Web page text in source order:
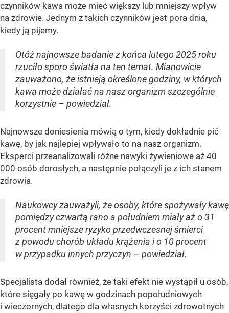
czynników kawa może mieć większy lub mniejszy wpływ
na zdrowie. Jednym z takich czynników jest pora dnia,
kiedy ją pijemy.
Otóż najnowsze badanie z końca lutego 2025 roku
rzuciło sporo światła na ten temat. Mianowicie
zauważono, że istnieją określone godziny, w których
kawa może działać na nasz organizm szczególnie
korzystnie – powiedział.
Najnowsze doniesienia mówią o tym, kiedy dokładnie pić
kawę, by jak najlepiej wpływało to na nasz organizm.
Eksperci przeanalizowali różne nawyki żywieniowe aż 40
000 osób dorosłych, a następnie połączyli je z ich stanem
zdrowia.
Naukowcy zauważyli, że osoby, które spożywały kawę
pomiędzy czwartą rano a południem miały aż o 31
procent mniejsze ryzyko przedwczesnej śmierci
z powodu chorób układu krążenia i o 10 procent
w przypadku innych przyczyn – powiedział.
Specjalista dodał również, że taki efekt nie wystąpił u osób,
które sięgały po kawę w godzinach popołudniowych
i wieczornych, dlatego dla własnych korzyści zdrowotnych